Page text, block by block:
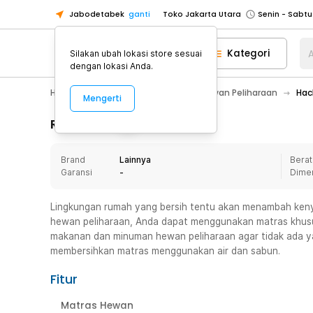
Jabodetabek ganti Toko Jakarta Utara
Toko Tangerang
Toko Cikupa
Pick n Go Jakarta Barat
Senin -
Pick n Go Bekasi
Senin - Jumat
Senin - Jumat
Senin -
Senin -
Toko Tangerang
Toko Cikupa
Pick n Go Jakarta Barat
Senin -
Senin - Jumat
Kategori
Home Appliance Perlengkapan Hewan Peliharaan
Rincian Produk
Brand
Lainnya
Garansi
-
Lingkungan rumah yang bersih tentu akan menambah
hewan peliharaan, Anda dapat menggunakan matras
makanan dan minuman hewan peliharaan agar tidak ada
membersihkan matras menggunakan air dan sabun.
Fitur
Matras Hewan
Silakan ubah lokasi store sesuai
dengan lokasi Anda.
Mengerti